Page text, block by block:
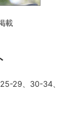
載
29、30-34、